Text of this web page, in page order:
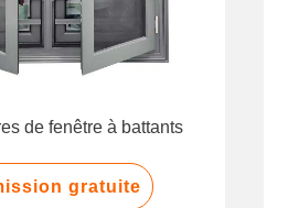
de fenêtre à battants
gratuite